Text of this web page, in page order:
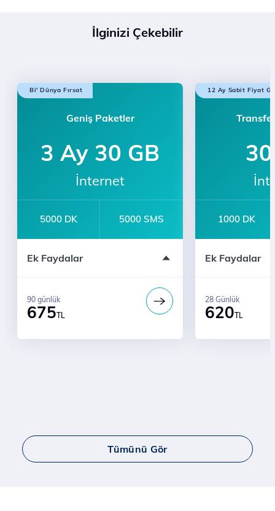
İlginizi Çekebilir
Bi' Dünya Fırsat
Geniş Paketler
3 Ay 30 GB
İnternet
5000 DK 5000 SMS
Ek Faydalar
Türk Telekom'lularla Sınırsız Konuşma
675TL
90 günlük
12 Ay Sabit Fiyat
1000 DK
Ek Faydalar
Bi' Dünya Fırsat
Ücretsiz Dijital
620TL
28 Günlük
Tümünü Gör